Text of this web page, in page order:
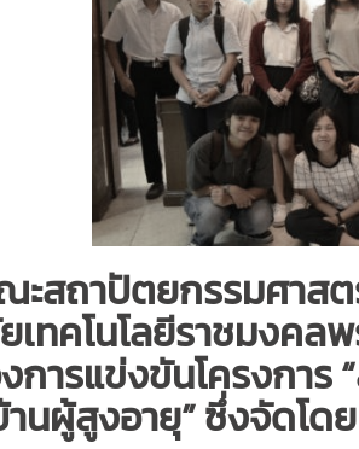
สถาปัตยกรรมศาสต
เทคโนโลยีราชมงคล
การแข่งขันโครงกา
านผู้สูงอายุ” ซึ่งจัดโ